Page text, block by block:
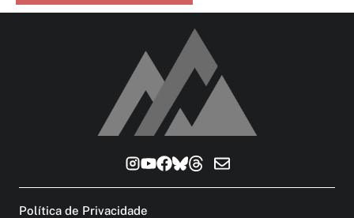
Política de Privacidade